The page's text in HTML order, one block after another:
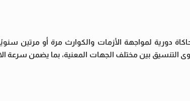
دورية لمواجهة الأزمات والكوارث مرة أو مرتين
التنسيق بين مختلف الجهات المعنية، بما يضمن سرعة